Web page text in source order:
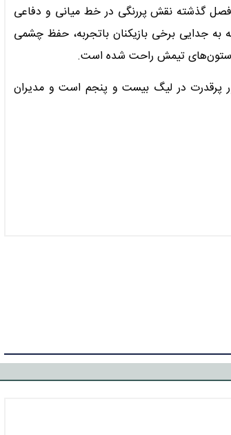
گذشته نقش پررنگی در خط میانی و دفاعی
به جدایی برخی بازیکنان باتجربه، حفظ چشمی
از ستون‌های تیمش راحت شده است.
پرقدرت در لیگ بیست و پنجم است و مدیران